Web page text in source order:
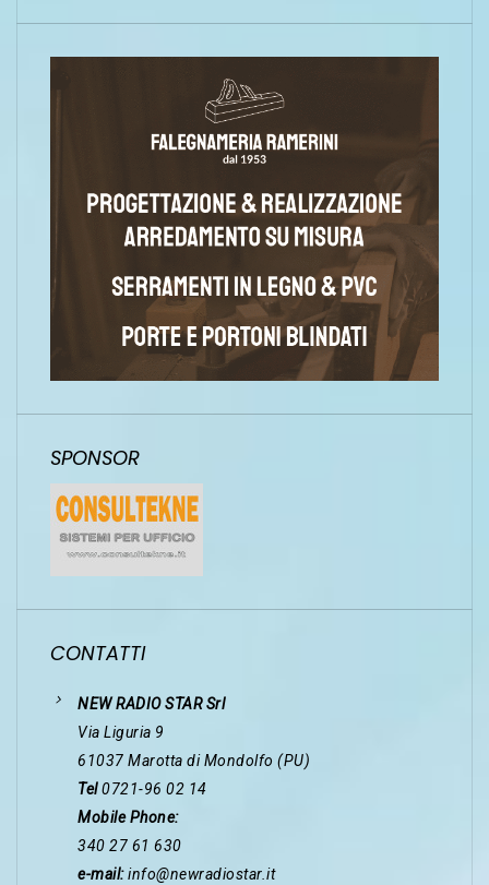
SPONSOR
CONTATTI
NEW RADIO STAR Srl
Via Liguria 9
61037 Marotta di Mondolfo (PU)
Tel0721-96 02 14
Mobile Phone:
340 27 61 630
e-mail:info@newradiostar.it